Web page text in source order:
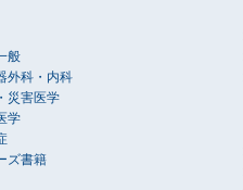
般
外科・内科
災害医学
学
ズ書籍